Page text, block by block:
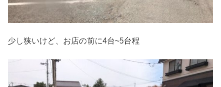
少し狭いけど、お店の前に4台~5台程